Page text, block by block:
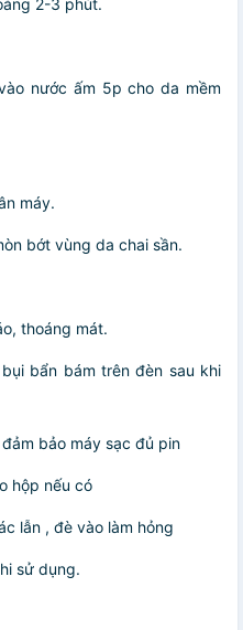
nước ấm 5p cho da mềm
máy.
bớt vùng da chai sần.
thoáng mát.
bẩn bám trên đèn sau khi
bảo máy sạc đủ pin
hộp nếu có
lẫn , đè vào làm hỏng
sử dụng.